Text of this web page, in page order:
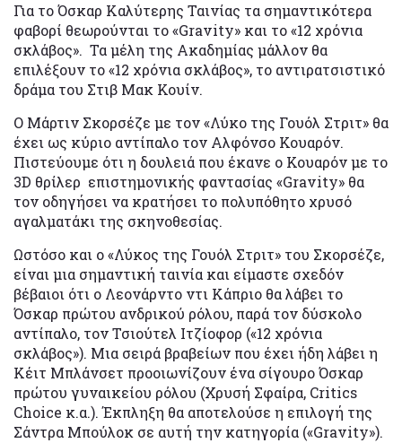
Για το Όσκαρ Καλύτερης Ταινίας τα σημαντικότερα
φαβορί θεωρούνται το «Gravity» και το «12 χρόνια
σκλάβος». Τα μέλη της Ακαδημίας μάλλον θα
επιλέξουν το «12 χρόνια σκλάβος», το αντιρατσιστικό
δράμα του Στιβ Μακ Κουίν.
Ο Μάρτιν Σκορσέζε με τον «Λύκο της Γουόλ Στριτ» θα
έχει ως κύριο αντίπαλο τον Αλφόνσο Κουαρόν.
Πιστεύουμε ότι η δουλειά που έκανε ο Κουαρόν με το
3D θρίλερ επιστημονικής φαντασίας «Gravity» θα
τον οδηγήσει να κρατήσει το πολυπόθητο χρυσό
αγαλματάκι της σκηνοθεσίας.
Ωστόσο και ο «Λύκος της Γουόλ Στριτ» του Σκορσέζε,
είναι μια σημαντική ταινία και είμαστε σχεδόν
βέβαιοι ότι ο Λεονάρντο ντι Κάπριο θα λάβει το
Όσκαρ πρώτου ανδρικού ρόλου, παρά τον δύσκολο
αντίπαλο, τον Τσιούτελ Ιτζίοφορ («12 χρόνια
σκλάβος»). Μια σειρά βραβείων που έχει ήδη λάβει η
Κέιτ Μπλάνσετ προοιωνίζουν ένα σίγουρο Όσκαρ
πρώτου γυναικείου ρόλου (Χρυσή Σφαίρα, Critics
Choice κ.α.). Έκπληξη θα αποτελούσε η επιλογή της
Σάντρα Μπούλοκ σε αυτή την κατηγορία («Gravity»).